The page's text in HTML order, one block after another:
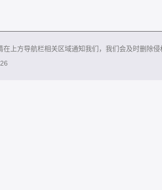
上方导航栏相关区域通知我们，我们会及时删除侵